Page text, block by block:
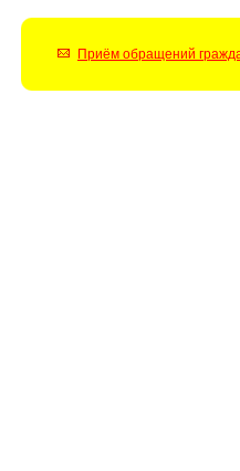
Приём обращений